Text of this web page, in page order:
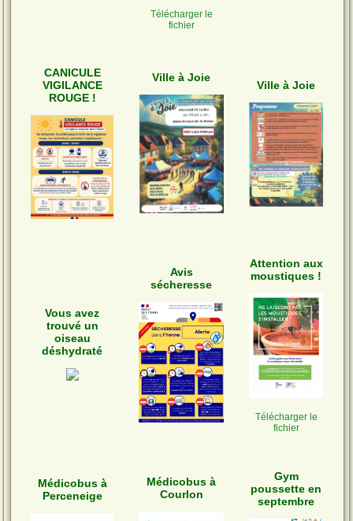
Télécharger le
fichier
CANICULE
VIGILANCE
ROUGE !
Ville à Joie
Ville à Joie
Vous avez
trouvé un
oiseau
déshydraté
Avis
sécheresse
Attention aux
moustiques !
Télécharger le
fichier
Médicobus à
Perceneige
Médicobus à
Courlon
Gym
poussette en
septembre